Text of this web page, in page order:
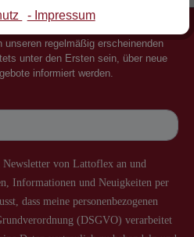
regelmäßig erscheinenden
unter den Ersten sein, über neue
informiert werden.
- Impressum